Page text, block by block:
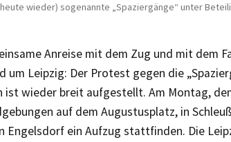
wieder) sogenannte „Spaziergänge“ unter
Anreise mit dem Zug und mit dem
um Leipzig: Der Protest gegen die
ist wieder breit aufgestellt. Am Montag,
auf dem Augustusplatz, in
Engelsdorf ein Aufzug stattfinden. Die